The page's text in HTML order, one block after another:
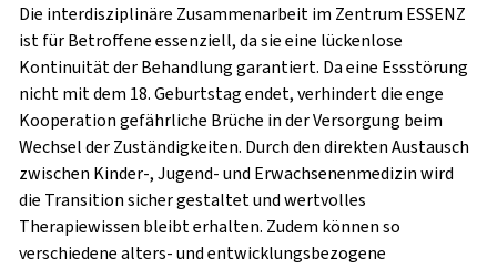
Die interdisziplinäre Zusammenarbeit im Zentrum ESSENZ
ist für Betroffene essenziell, da sie eine lückenlose
Kontinuität der Behandlunggarantiert. Da eine Essstörung
nicht mit dem 18. Geburtstag endet, verhindert die enge
Kooperation gefährliche Brüche in der Versorgung beim
Wechsel der Zuständigkeiten. Durch den direkten Austausch
zwischen Kinder-, Jugend- und Erwachsenenmedizin wird
die Transitionsicher gestaltet und wertvolles
Therapiewissen bleibt erhalten. Zudem können so
verschiedenealters- und entwicklungsbezogene